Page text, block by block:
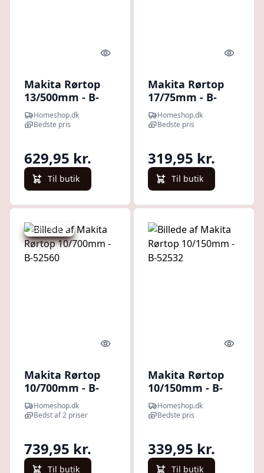
Quick look
Makita Rørtop
13/500mm - B-
52607
Homeshop.dk
Bedste pris
629,95 kr.
Til butik
Quick
Makita Rørtop
17/75mm - B-
52629
Homeshop.dk
Bedste pris
319,95 kr.
Til butik
Spar -189 kr.
Quick look
Makita Rørtop
10/700mm - B-
52560
Homeshop.dk
Bedst af 2 priser
739,95 kr.
Til butik
Quick
Makita Rørtop
10/150mm - B-
52532
Homeshop.dk
Bedste pris
339,95 kr.
Til butik